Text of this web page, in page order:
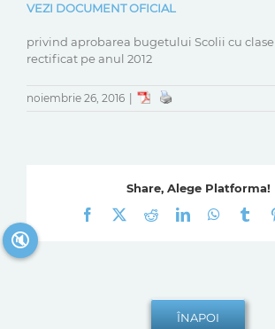
VEZI DOCUMENT OFICIAL
privind aprobarea bugetului Scolii cu
rectificat pe anul 2012
noiembrie 26, 2016
Share, Alege Platforma!
Facebook
RedditLinkedIn
🔇